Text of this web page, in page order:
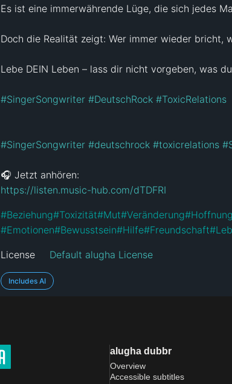
Es ist eine immerwährende Lüge, die sich jedes
Doch die Realität zeigt: Wer immer wieder bricht,
Lebe DEIN Leben – lass dir nicht vorgeben, was
#SingerSongwriter #DeutschRock #ToxicRelations
#SingerSongwriter #deutschrock #toxicrelations
https://listen.music-hub.com/dTDFRI
#Beziehung#Toxizität#Mut#Veränderung#Hoffnung
#Emotionen#Bewusstsein#Hilfe#Freundschaft#
License Default alugha License
Includes AI
alugha dubbr
Overview
Accessible subtitles